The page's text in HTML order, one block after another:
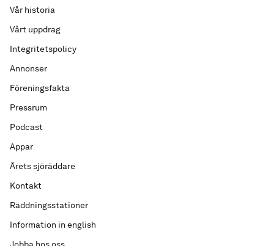
Vår historia
Vårt uppdrag
Integritetspolicy
Annonser
Föreningsfakta
Pressrum
Podcast
Appar
Årets sjöräddare
Kontakt
Räddningsstationer
Information in english